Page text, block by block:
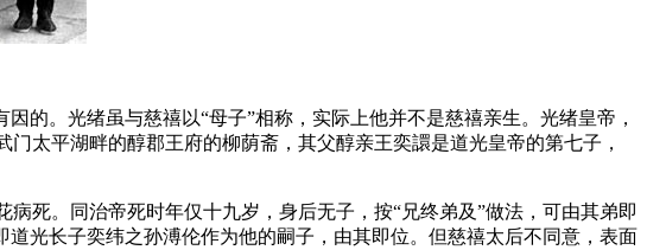
的。光绪虽与慈禧以“母子”相称，实际上他并不是慈禧亲生。光绪皇帝，
太平湖畔的醇郡王府的柳荫斋，其父醇亲王奕譞是道光皇帝的第七子，
死。同治帝死时年仅十九岁，身后无子，按“兄终弟及”做法，可由其弟即
光长子奕纬之孙溥伦作为他的嗣子，由其即位。但慈禧太后不同意，表面